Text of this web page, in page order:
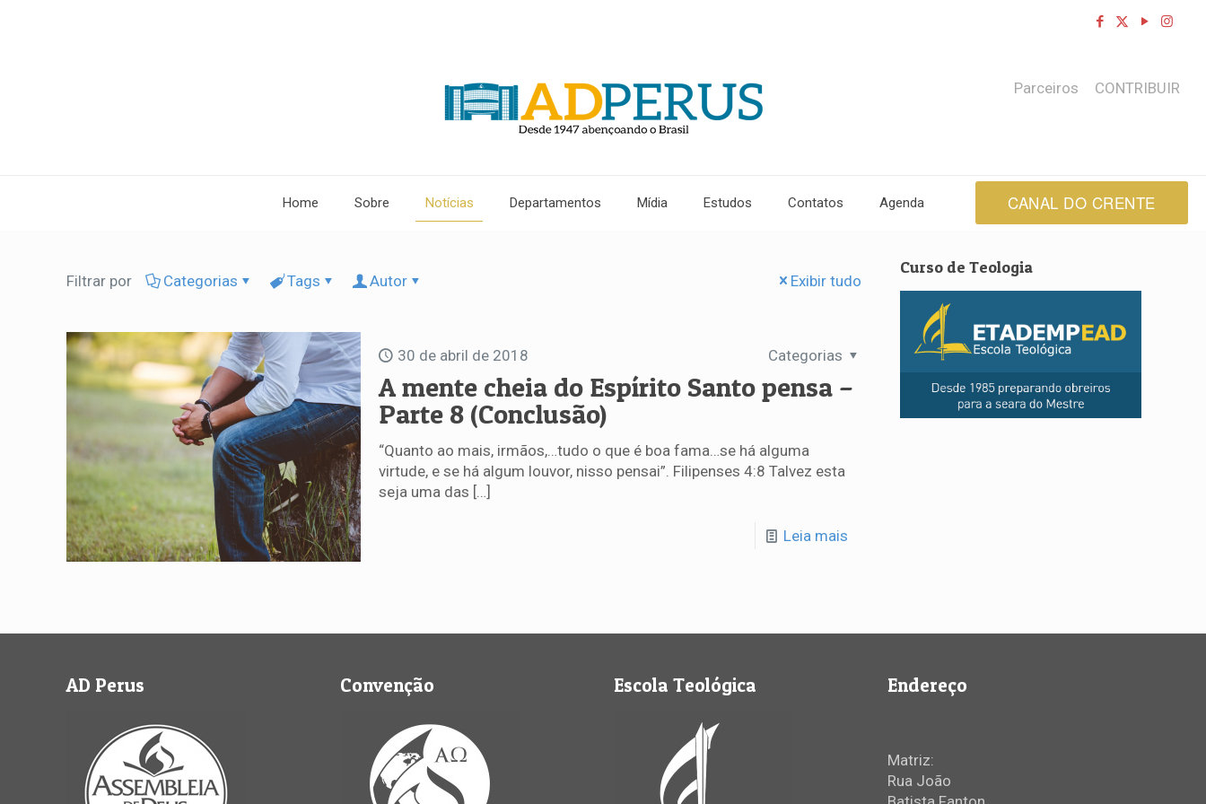
Home Sobre Notícias Departamentos Mídia Estudos Contatos Agenda
Parceiros CONTRIBUIR
CANAL DO CRENTE
Filtrar por Categorias Tags Autor Exibir tudo
30 de abril de 2018 Categorias
A mente cheia do Espírito Santo pensa –
Parte 8 (Conclusão)
“Quanto ao mais, irmãos,…tudo o que é boa fama…se há alguma
virtude, e se há algum louvor, nisso pensai”. Filipenses 4:8 Talvez esta
seja uma das […]
Leia mais
Curso de Teologia
AD Perus Convenção Escola Teológica Endereço
Matriz:
Rua João